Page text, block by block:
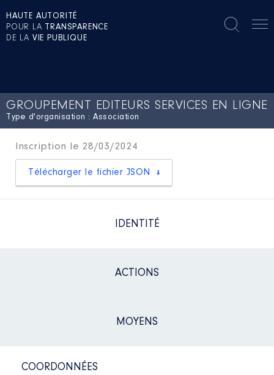
HAUTE AUTORITÉ
POUR LA TRANSPARENCE
DE LA VIE PUBLIQUE
GROUPEMENT EDITEURS SERVICES EN LIGNE
Type d'organisation : Association
Inscription le 28/03/2024
Télécharger le fichier JSON
IDENTITÉ
ACTIONS
MOYENS
COORDONNÉES